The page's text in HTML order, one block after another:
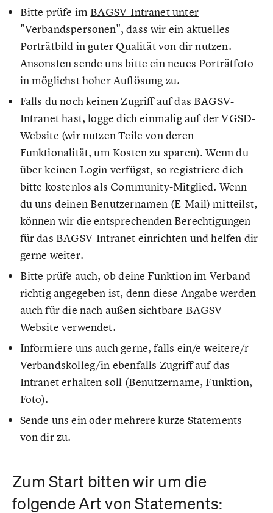
Bitte prüfe im BAGSV-Intranet unter
"Verbandspersonen", dass wir ein aktuelles
Porträtbild in guter Qualität von dir nutzen.
Ansonsten sende uns bitte ein neues Porträtfoto
in möglichst hoher Auflösung zu.
Falls du noch keinen Zugriff auf das BAGSV-
Intranet hast,logge dich einmalig auf der VGSD-
Website (wir nutzen Teile von deren
Funktionalität, um Kosten zu sparen). Wenn du
über keinen Login verfügst, so registriere dich
bitte kostenlos als Community-Mitglied. Wenn
du uns deinen Benutzernamen (E-Mail) mitteilst,
können wir die entsprechenden Berechtigungen
für das BAGSV-Intranet einrichten und helfen dir
gerne weiter.
Bitte prüfe auch, ob deine Funktion im Verband
richtig angegeben ist, denn diese Angabe werden
auch für die nach außen sichtbare BAGSV-
Website verwendet.
Informiere uns auch gerne, falls ein/e weitere/r
Verbandskolleg/in ebenfalls Zugriff auf das
Intranet erhalten soll (Benutzername, Funktion,
Foto).
Sende uns ein oder mehrere kurze Statements
von dir zu.
Zum Start bitten wir um die
folgende Art von Statements: